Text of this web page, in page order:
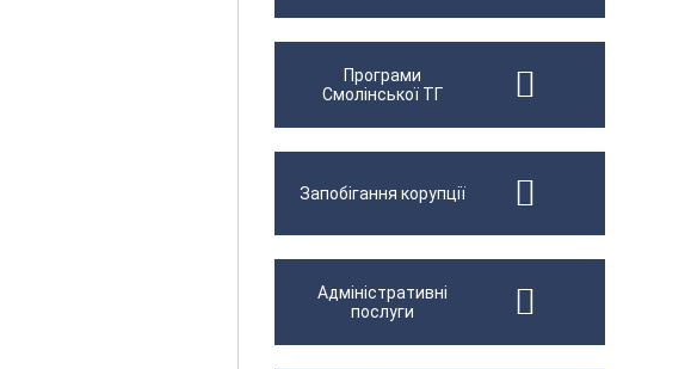
Програми
Смолінської ТГ
Запобігання корупції
Адміністративні
послуги